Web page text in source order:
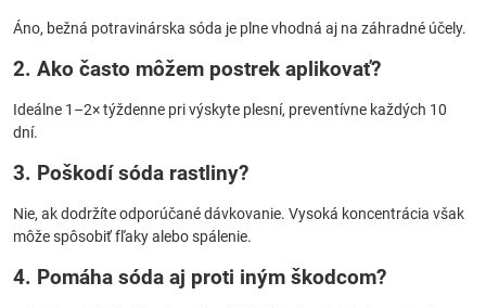
Áno, bežná potravinárska sóda je plne vhodná aj na záhradné účely.
2. Ako často môžem postrek aplikovať?
Ideálne 1–2× týždenne pri výskyte plesní, preventívne každých 10
dní.
3. Poškodí sóda rastliny?
Nie, ak dodržíte odporúčané dávkovanie. Vysoká koncentrácia však
môže spôsobiť fľaky alebo spálenie.
4. Pomáha sóda aj proti iným škodcom?